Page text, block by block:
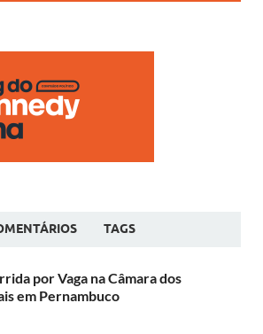
TAGS
por Vaga na Câmara dos
em Pernambuco